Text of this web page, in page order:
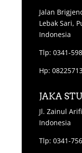
Jalan
Lebak Sari,
Indonesia
Tlp: 0341-
Hp:
JAKA
Jl. Zainul
Indonesia
Tlp: 0341-